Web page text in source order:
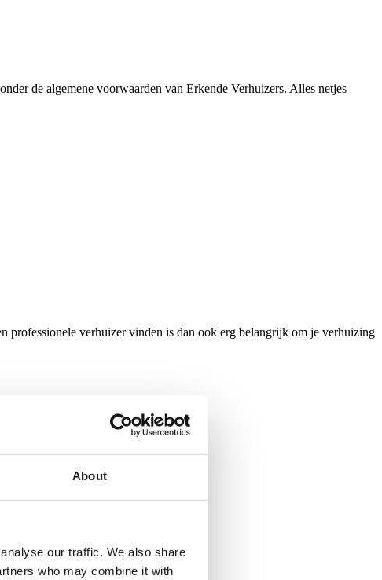
About
our traffic. We also share
who may combine it with
de algemene voorwaarden van Erkende Verhuizers. Alles netjes
professionele verhuizer vinden is dan ook erg belangrijk om je verhuizing